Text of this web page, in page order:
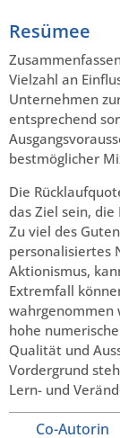
Resümee
Vielzahl an
Unternehmen
entsprechend
bestmöglicher
Die
das Ziel sein,
Zu viel des
personalisiertes
Aktionismus,
Extremfall
wahrgenommen
hohe
Qualität und
Vordergrund
Lern- und
Co-Autorin